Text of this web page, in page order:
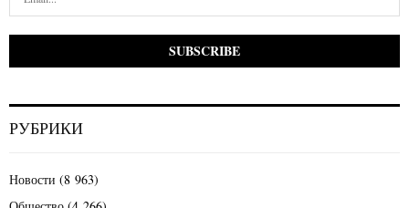
РУБРИКИ
Новости (8 963)